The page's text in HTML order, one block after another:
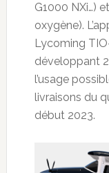
G1000 NXi…)
oxygène).
Lycoming
développant
l’usage
livraisons du
début 2023.